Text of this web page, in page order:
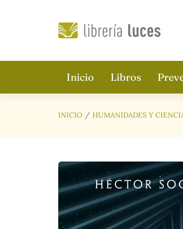
Inicio Libros
INICIO HUMANIDADES Y